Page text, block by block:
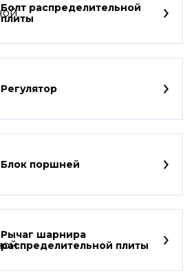
Болт распределительной
плиты
Регулятор
Блок поршней
Рычаг шарнира
распределительной плиты